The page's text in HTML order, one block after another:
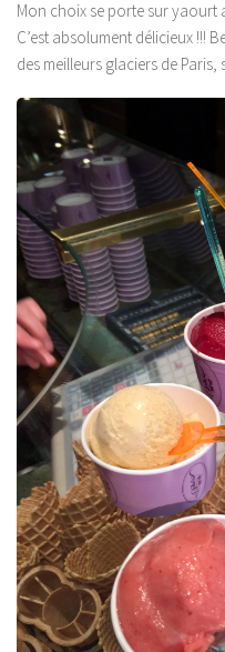
Mon choix se porte sur
C’est absolument délicieux !!!
des meilleurs glaciers de Paris,